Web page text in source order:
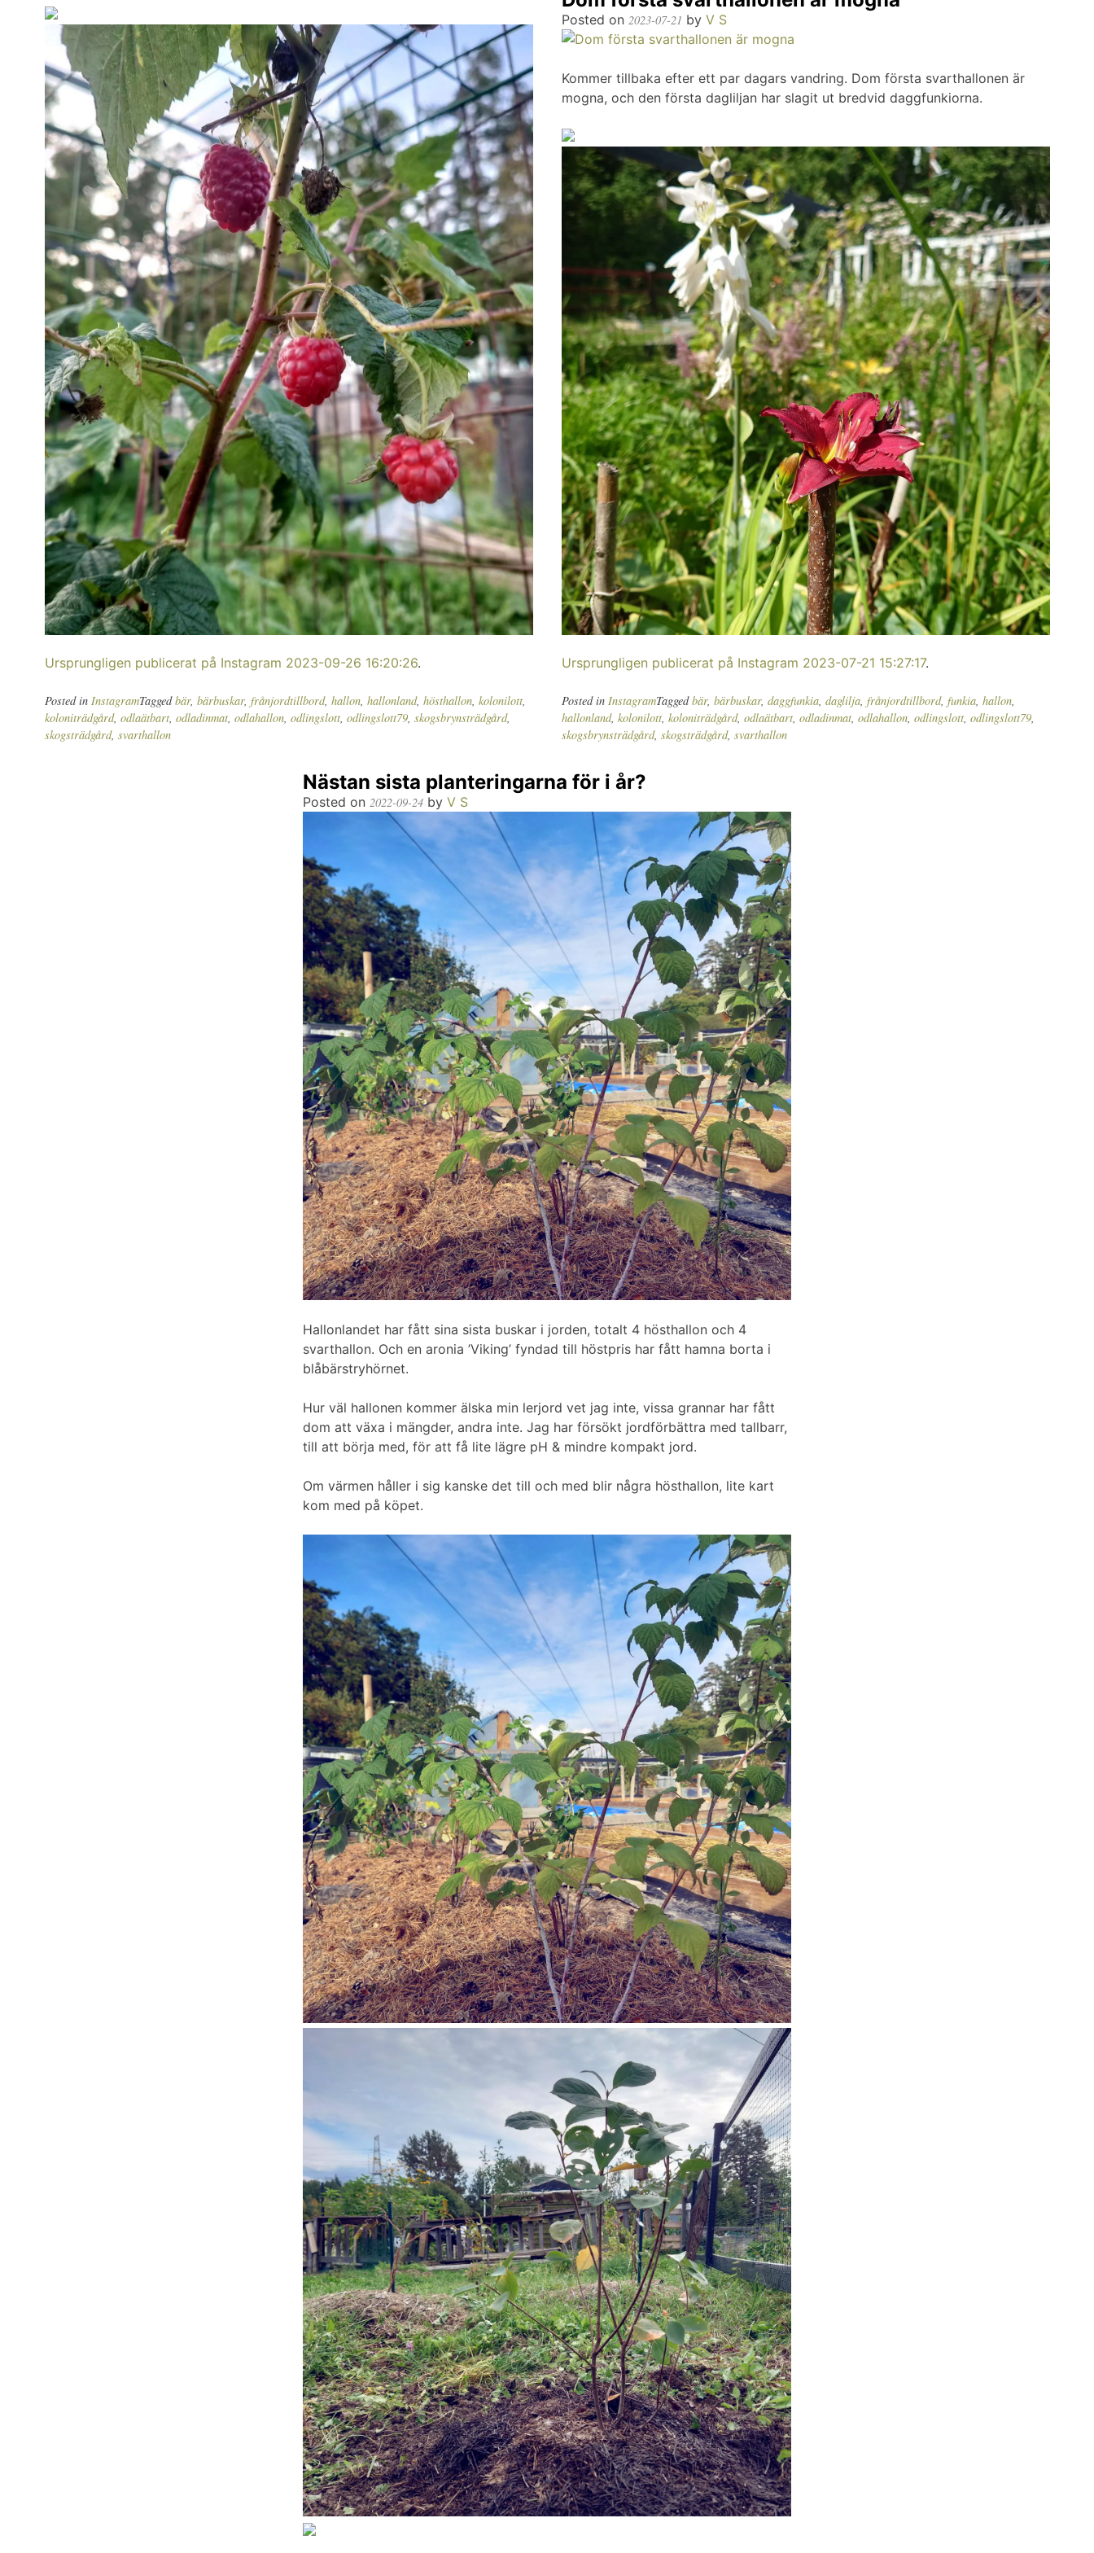
Ursprungligen publicerat på Instagram 2023-09-26 16:20:26.
Posted in InstagramTaggedbär, bärbuskar, frånjordtillbord, hallon, hallonland, hösthallon, kolonilott,
koloniträdgård, odlaätbart, odladinmat, odlahallon, odlingslott, odlingslott79, skogsbrynsträdgård,
skogsträdgård, svarthallon
Posted on 2023-07-21 by V S
Kommer tillbaka efter ett par dagars vandring. Dom första svarthallonen är
mogna, och den första dagliljan har slagit ut bredvid daggfunkiorna.
Ursprungligen publicerat på Instagram 2023-07-21 15:27:17.
Posted in InstagramTaggedbär, bärbuskar, daggfunkia, daglilja, frånjordtillbord, funkia, hallon,
hallonland, kolonilott, koloniträdgård, odlaätbart, odladinmat, odlahallon, odlingslott, odlingslott79,
skogsbrynsträdgård, skogsträdgård, svarthallon
Nästan sista planteringarna för i år?
Posted on 2022-09-24 by V S
Hallonlandet har fått sina sista buskar i jorden, totalt 4 hösthallon och 4
svarthallon. Och en aronia ’Viking’ fyndad till höstpris har fått hamna borta i
blåbärstryhörnet.
Hur väl hallonen kommer älska min lerjord vet jag inte, vissa grannar har fått
dom att växa i mängder, andra inte. Jag har försökt jordförbättra med tallbarr,
till att börja med, för att få lite lägre pH & mindre kompakt jord.
Om värmen håller i sig kanske det till och med blir några hösthallon, lite kart
kom med på köpet.